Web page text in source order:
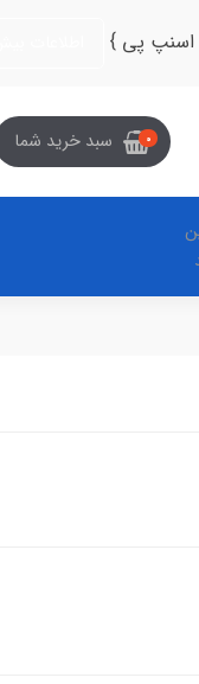
اسنپ پی }
0 سبد خرید شما